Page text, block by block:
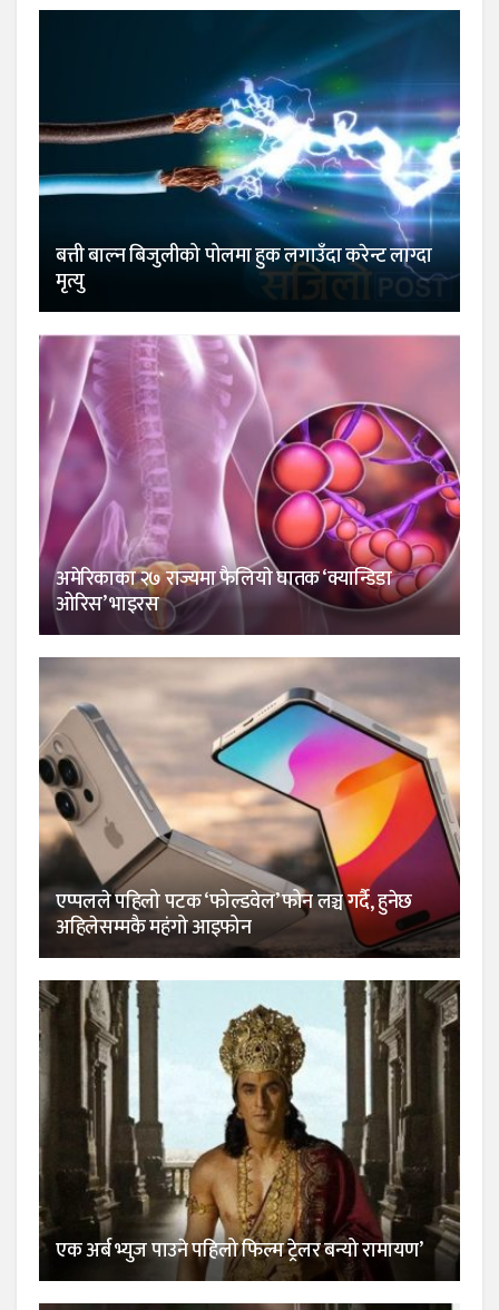
बत्ती बाल्न बिजुलीको पोलमा हुक लगाउँदा करेन्ट लाग्दा
मृत्यु
अमेरिकाका २७ राज्यमा फैलियाे घातक ‘क्यान्डिडा
ओरिस’ भाइरस
एप्पलले पहिलो पटक ‘फोल्डवेल’ फोन लञ्च गर्दै, हुनेछ
अहिलेसम्मकै महंगो आइफोन
एक अर्ब भ्युज पाउने पहिलो फिल्म ट्रेलर बन्यो रामायण’